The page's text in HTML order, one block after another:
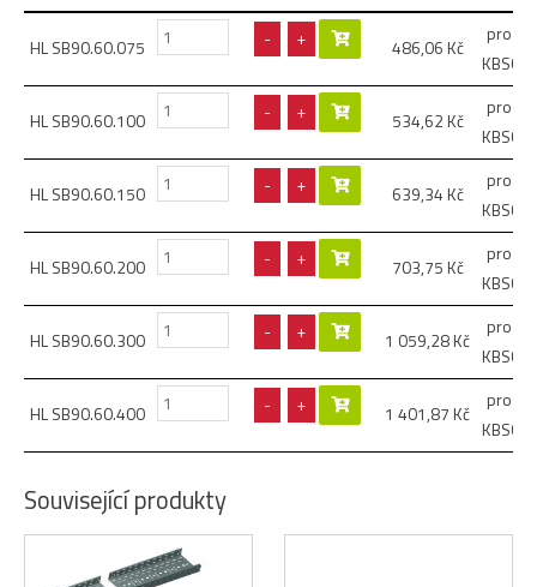
HL SB90.60.075 - + 486,06 Kč
pro
HL SB90.60.100 - + 534,62 Kč
pro
HL SB90.60.150 - + 639,34 Kč
pro
HL SB90.60.200 - + 703,75 Kč
pro
HL SB90.60.300 - + 1 059,28 Kč
pro
HL SB90.60.400 - + 1 401,87 Kč
pro
Související produkty